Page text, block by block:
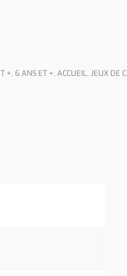
+, 6 ANS ET +, ACCUEIL, JEUX DE